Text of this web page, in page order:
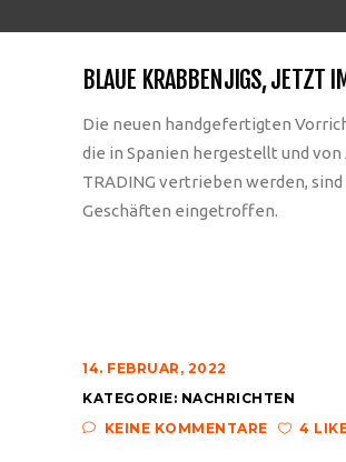
BLAUE KRABBENJIGS, JETZT
Die neuen handgefertigten
die in Spanien hergestellt und von
TRADING vertrieben werden, sind
Geschäften eingetroffen.
14. FEBRUAR, 2022
KATEGORIE: NACHRICHTEN
KEINE KOMMENTARE
4